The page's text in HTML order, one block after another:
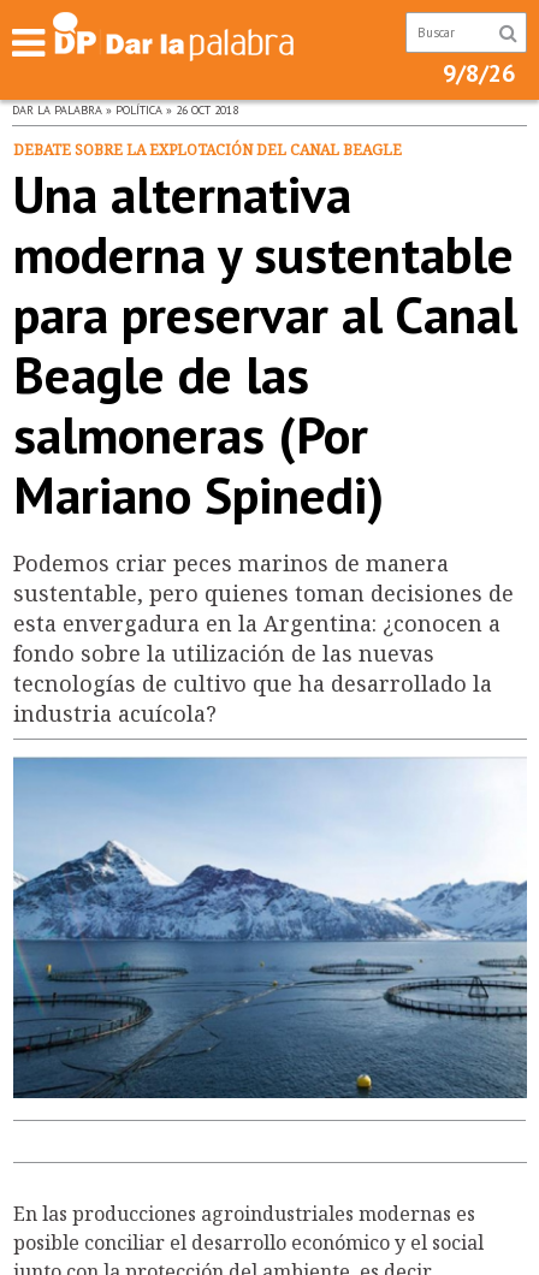
9/8/26
DAR LA PALABRA » POLÍTICA » 26 OCT 2018
DEBATE SOBRE LA EXPLOTACIÓN DEL CANAL BEAGLE
Una alternativa
moderna y sustentable
para preservar al Canal
Beagle de las
salmoneras (Por
Mariano Spinedi)
Podemos criar peces marinos de manera
sustentable, pero quienes toman decisiones de
esta envergadura en la Argentina: ¿conocen a
fondo sobre la utilización de las nuevas
tecnologías de cultivo que ha desarrollado la
industria acuícola?
En las producciones agroindustriales modernas es
posible conciliar el desarrollo económico y el social